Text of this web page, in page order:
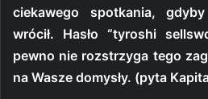
ciekawego spotkania,
wrócił. Hasło “tyroshi
pewno nie rozstrzyga tego
na Wasze domysły. (pyta